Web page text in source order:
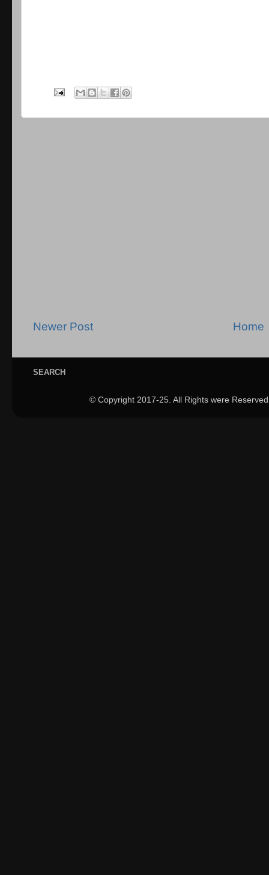
Newer Post Home
SEARCH
© Copyright 2017-25. All Rights were